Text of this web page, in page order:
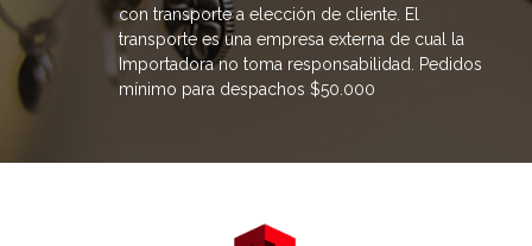
con transporte a elección de cliente. El
transporte es una empresa externa de cual la
Importadora no toma responsabilidad. Pedidos
mínimo para despachos $50.000